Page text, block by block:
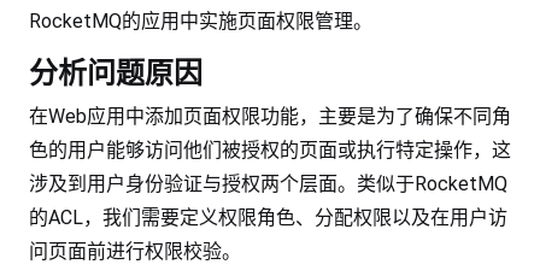
RocketMQ的应用中实施页面权限管理。
分析问题原因
在Web应用中添加页面权限功能，主要是为了确保不同角
色的用户能够访问他们被授权的页面或执行特定操作，这
涉及到用户身份验证与授权两个层面。类似于RocketMQ
的ACL，我们需要定义权限角色、分配权限以及在用户访
问页面前进行权限校验。